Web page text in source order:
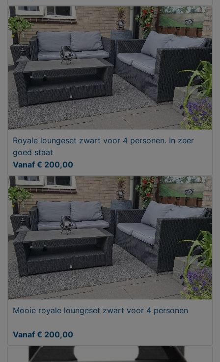
Royale loungeset zwart voor 4 personen. In zeer
goed staat
Vanaf € 200,00
Mooie royale loungeset zwart voor 4 personen
Vanaf € 200,00